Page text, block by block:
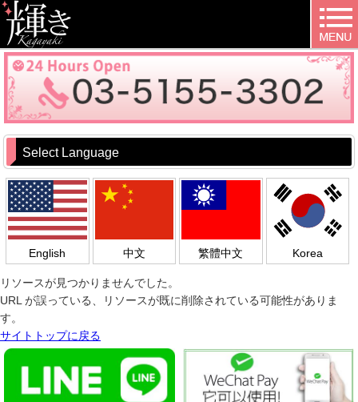
Select Language
English 中文 繁體中文 Korea
リソースが見つかりませんでした。
URL が誤っている、リソースが既に削除されている可能性がありま
す。
サイトトップに戻る